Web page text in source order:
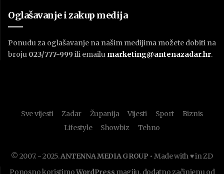
Oglašavanje i zakup medija
Ponudu za oglašavanje na našim medijima možete dobiti na
broju 023/777-999 ili emailu marketing@antenazadar.hr.
Sve vijesti Zadar Županija Vijesti Sport
Biznis
Lifestyle
Showbiz Tehno
© 2007. - 2025.ANTENNA MEDIA GROUP • Made with ♥ in ZD
Ponosno koristimoWordPress magiju, dodatno začinjenu od